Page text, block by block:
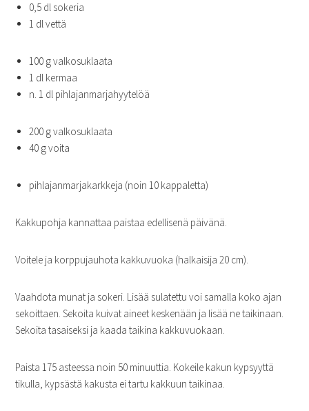
0,5 dl sokeria
1 dl vettä
100 g valkosuklaata
1 dl kermaa
n. 1 dl pihlajanmarjahyytelöä
200 g valkosuklaata
40 g voita
pihlajanmarjakarkkeja (noin 10 kappaletta)
Kakkupohja kannattaa paistaa edellisenä päivänä.
Voitele ja korppujauhota kakkuvuoka (halkaisija 20 cm).
Vaahdota munat ja sokeri. Lisää sulatettu voi samalla koko ajan
sekoittaen. Sekoita kuivat aineet keskenään ja lisää ne taikinaan.
Sekoita tasaiseksi ja kaada taikina kakkuvuokaan.
Paista 175 asteessa noin 50 minuuttia. Kokeile kakun kypsyyttä
tikulla, kypsästä kakusta ei tartu kakkuun taikinaa.